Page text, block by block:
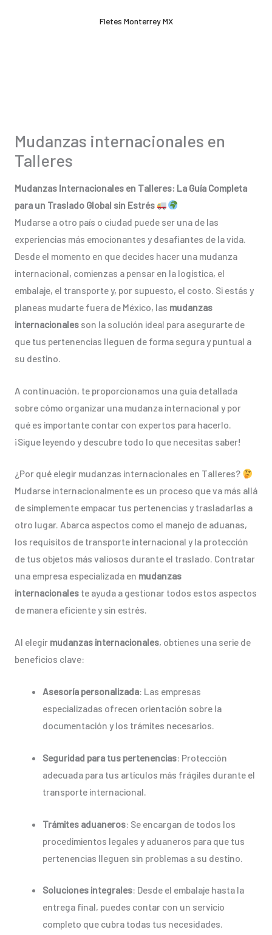
Fletes Monterrey MX
Mudanzas internacionales en
Talleres
Mudanzas Internacionales en Talleres: La Guía Completa
para un Traslado Global sin Estrés
Mudarse a otro país o ciudad puede ser una de las
experiencias más emocionantes y desafiantes de la vida.
Desde el momento en que decides hacer una mudanza
internacional, comienzas a pensar en la logística, el
embalaje, el transporte y, por supuesto, el costo. Si estás y
planeas mudarte fuera de México, las mudanzas
internacionalesson la solución ideal para asegurarte de
que tus pertenencias lleguen de forma segura y puntual a
su destino.
A continuación, te proporcionamos una guía detallada
sobre cómo organizar una mudanza internacional y por
qué es importante contar con expertos para hacerlo.
¡Sigue leyendo y descubre todo lo que necesitas saber!
¿Por qué elegir mudanzas internacionales en Talleres?
Mudarse internacionalmente es un proceso que va más allá
de simplemente empacar tus pertenencias y trasladarlas a
otro lugar. Abarca aspectos como el manejo de aduanas,
los requisitos de transporte internacional y la protección
de tus objetos más valiosos durante el traslado. Contratar
una empresa especializada en mudanzas
internacionaleste ayuda a gestionar todos estos aspectos
de manera eficiente y sin estrés.
Al elegir mudanzas internacionales, obtienes una serie de
beneficios clave:
Asesoría personalizada: Las empresas
especializadas ofrecen orientación sobre la
documentación y los trámites necesarios.
Seguridad para tus pertenencias: Protección
adecuada para tus artículos más frágiles durante el
transporte internacional.
Trámites aduaneros: Se encargan de todos los
procedimientos legales y aduaneros para que tus
pertenencias lleguen sin problemas a su destino.
Soluciones integrales: Desde el embalaje hasta la
entrega final, puedes contar con un servicio
completo que cubra todas tus necesidades.